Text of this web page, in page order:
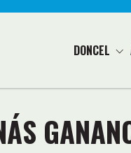
DONCEL